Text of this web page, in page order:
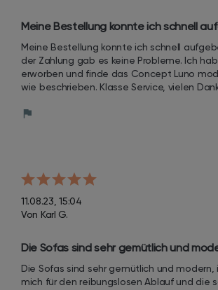
Meine Bestellung konnte ich schnell
auch mit der Zahlung gab es keine
ein Ecksofa erworben und finde das
modern und genau wie beschrieben.
Meine Bestellung konnte ich schnell
der Zahlung gab es keine Probleme. Ich
erworben und finde das Concept Luno
wie beschrieben. Klasse Service, vielen
11.08.23, 15:04
Von Karl G.
Die Sofas sind sehr gemütlich und
bedanke mich für den reibungslosen
schnelle Lieferung.
Die Sofas sind sehr gemütlich und modern,
mich für den reibungslosen Ablauf und die